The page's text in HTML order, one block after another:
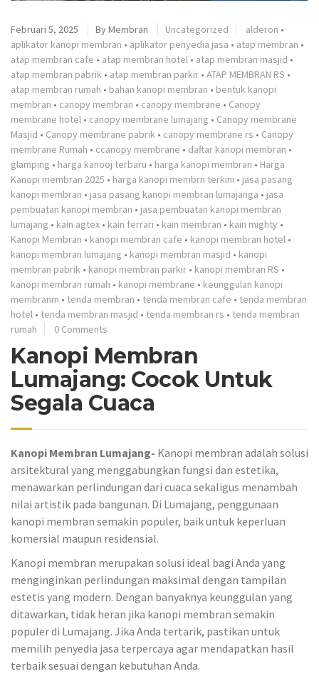
Februari 5, 2025 ByMembran Uncategorized alderon •
aplikator kanopi membran • aplikator penyedia jasa • atap membran •
atap membran cafe • atap membran hotel • atap membran masjid •
atap membran pabrik • atap membran parkir • ATAP MEMBRAN RS •
atap membran rumah • bahan kanopi membran • bentuk kanopi
membran • canopy membran • canopy membrane • Canopy
membrane hotel • canopy membrane lumajang • Canopy membrane
Masjid • Canopy membrane pabrik • canopy membrane rs • Canopy
membrane Rumah • ccanopy membrane • daftar kanopi membran •
glamping • harga kanooj terbaru • harga kanopi membran • Harga
Kanopi membran 2025 • harga kanopi membrn terkini • jasa pasang
kanopi membran • jasa pasang kanopi membran lumajanga • jasa
pembuatan kanopi membran • jasa pembuatan kanopi membran
lumajang • kain agtex • kain ferrari • kain membran • kain mighty •
Kanopi Membran • kanopi membran cafe • kanopi membran hotel •
kanopi membran lumajang • kanopi membran masjid • kanopi
membran pabrik • kanopi membran parkir • kanopi membran RS •
kanopi membran rumah • kanopi membrane • keunggulan kanopi
membranm • tenda membran • tenda membran cafe • tenda membran
hotel • tenda membran masjid • tenda membran rs • tenda membran
rumah
0 Comments
Kanopi Membran
Lumajang: Cocok Untuk
Segala Cuaca
Kanopi Membran Lumajang- Kanopi membran adalah solusi
arsitektural yang menggabungkan fungsi dan estetika,
menawarkan perlindungan dari cuaca sekaligus menambah
nilai artistik pada bangunan. Di Lumajang, penggunaan
kanopi membran semakin populer, baik untuk keperluan
komersial maupun residensial.
Kanopi membran merupakan solusi ideal bagi Anda yang
menginginkan perlindungan maksimal dengan tampilan
estetis yang modern. Dengan banyaknya keunggulan yang
ditawarkan, tidak heran jika kanopi membran semakin
populer di Lumajang. Jika Anda tertarik, pastikan untuk
memilih penyedia jasa terpercaya agar mendapatkan hasil
terbaik sesuai dengan kebutuhan Anda.